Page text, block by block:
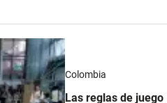
Colombia
Las reglas de juego